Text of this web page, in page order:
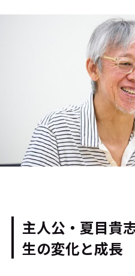
主人公・夏目貴
生の変化と成長